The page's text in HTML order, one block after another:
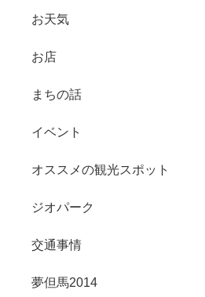
お天気
お店
まちの話
イベント
オススメの観光スポット
ジオパーク
交通事情
夢但馬2014